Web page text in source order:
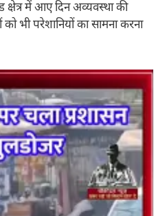
क्षेत्र में आए दिन अव्यवस्था की
को भी परेशानियों का सामना करना